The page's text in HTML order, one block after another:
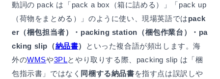
動詞の pack は「pack a box（箱に詰める）」「pack up
（荷物をまとめる）」のように使い、現場英語ではpack
er（梱包担当者）・packing station（梱包作業台）・pa
cking slip（納品書）
といった複合語が頻出します。海
外のWMSや3PLとやり取りする際、packing slip は「梱
包指示書」ではなく 同梱する納品書を指す点は誤訳しや